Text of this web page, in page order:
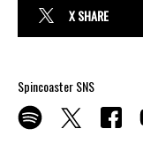
X SHARE
Spincoaster SNS